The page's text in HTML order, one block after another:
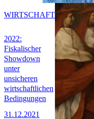
2022:
Fiskalischer
Showdown
unter
unsicheren
wirtschaftlichen
Bedingungen
31.12.2021
WIRTSCHAFT